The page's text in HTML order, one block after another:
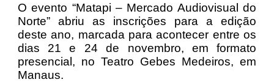
O evento “Matapi – Mercado Audiovisual do
Norte” abriu as inscrições para a edição
deste ano, marcada para acontecer entre os
dias 21 e 24 de novembro, em formato
presencial, no Teatro Gebes Medeiros, em
Manaus.